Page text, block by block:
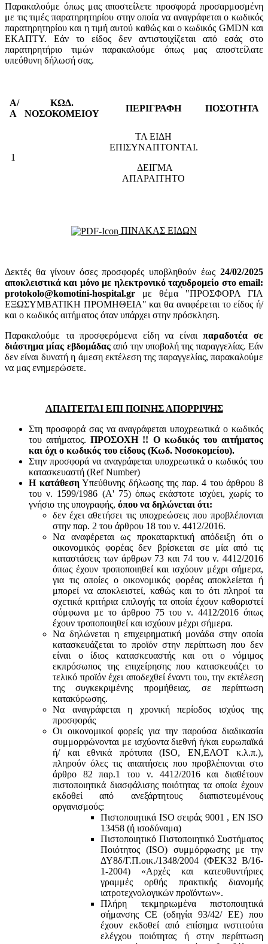
Παρακαλούμε όπως μας αποστείλετε προσφορά προσαρμοσμένη
με τις τιμές παρατηρητηρίου στην οποία να αναγράφεται ο κωδικός
παρατηρητηρίου και η τιμή αυτού καθώς και ο κωδικός GMDN και
ΕΚΑΠΤΥ. Εάν το είδος δεν αντιστοιχίζεται από εσάς στο
παρατηρητήριο τιμών παρακαλούμε όπως μας αποστείλατε
υπεύθυνη δήλωσή σας.
Α/
Α
ΚΩΔ.
ΝΟΣΟΚΟΜΕΙΟΥ
ΠΕΡΙΓΡΑΦΗ ΠΟΣΟΤΗΤΑ
1
ΤΑ ΕΙΔΗ
ΕΠΙΣΥΝΑΠΤΟΝΤΑΙ.
ΔΕΙΓΜΑ
ΑΠΑΡΑΙΤΗΤΟ
ΠΙΝΑΚΑΣ ΕΙΔΩΝ
Δεκτές θα γίνουν όσες προσφορές υποβληθούν έως 24/02/2025
αποκλειστικά και μόνο με ηλεκτρονικό ταχυδρομείο στο email:
protokolo@komotini-hospital.gr με θέμα "ΠΡΟΣΦΟΡΑ ΓΙΑ
ΕΞΩΣΥΜΒΑΤΙΚΗ ΠΡΟΜΗΘΕΙΑ" και θα αναφέρεται το είδος ή/
και ο κωδικός αιτήματος όταν υπάρχει στην πρόσκληση.
Παρακαλούμε τα προσφερόμενα είδη να είναιπαραδοτέα σε
διάστημα μίας εβδομάδαςαπό την υποβολή της παραγγελίας. Εάν
δεν είναι δυνατή η άμεση εκτέλεση της παραγγελίας, παρακαλούμε
να μας ενημερώσετε.
ΑΠΑΙΤΕΙΤΑΙ ΕΠΙ ΠΟΙΝΗΣ ΑΠΟΡΡΙΨΗΣ
Στη προσφορά σας να αναγράφεται υποχρεωτικά ο κωδικός
του αιτήματος.ΠΡΟΣΟΧΗ !! Ο κωδικός του αιτήματος
και όχι ο κωδικός του είδους (Κωδ. Νοσοκομείου).
Στην προσφορά να αναγράφεται υποχρεωτικά ο κωδικός του
κατασκευαστή (Ref Number)
Η κατάθεσηΥπεύθυνης δήλωσης της παρ. 4 του άρθρου 8
του ν. 1599/1986 (Α' 75) όπως εκάστοτε ισχύει, χωρίς το
γνήσιο της υπογραφής, όπου να δηλώνεται ότι:
δεν έχει αθετήσει τις υποχρεώσεις που προβλέπονται
στην παρ. 2 του άρθρου 18 του ν. 4412/2016.
Να αναφέρεται ως προκαταρκτική απόδειξη ότι ο
οικονομικός φορέας δεν βρίσκεται σε μία από τις
καταστάσεις των άρθρων 73 και 74 του ν. 4412/2016
όπως έχουν τροποποιηθεί και ισχύουν μέχρι σήμερα,
για τις οποίες ο οικονομικός φορέας αποκλείεται ή
μπορεί να αποκλειστεί, καθώς και το ότι πληροί τα
σχετικά κριτήρια επιλογής τα οποία έχουν καθοριστεί
σύμφωνα με τo άρθροo 75 του ν. 4412/2016 όπως
έχουν τροποποιηθεί και ισχύουν μέχρι σήμερα.
Να δηλώνεται η επιχειρηματική μονάδα στην οποία
κατασκευάζεται το προϊόν στην περίπτωση που δεν
είναι ο ίδιος κατασκευαστής και oτι ο νόμιμος
εκπρόσωπος της επιχείρησης που κατασκευάζει το
τελικό προϊόν έχει αποδεχθεί έναντι του, την εκτέλεση
της συγκεκριμένης προμήθειας, σε περίπτωση
κατακύρωσης.
Να αναγράφεται η χρονική περίοδος ισχύος της
προσφοράς
Οι οικονομικοί φορείς για την παρούσα διαδικασία
συμμορφώνονται με ισχύοντα διεθνή ή/και ευρωπαϊκά
ή/ και εθνικά πρότυπα (ISO, ΕΝ,ΕΛΟΤ κ.λ.π.),
πληρούν όλες τις απαιτήσεις που προβλέπονται στο
άρθρο 82 παρ.1 του ν. 4412/2016 και διαθέτουν
πιστοποιητικά διασφάλισης ποιότητας τα οποία έχουν
εκδοθεί από ανεξάρτητους διαπιστευμένους
οργανισμούς:
Πιστοποιητικά ISO σειράς 9001 , ΕΝ ISO
13458 (ή ισοδύναμα)
Πιστοποιητικό Πιστοποιητικό Συστήματος
Ποιότητος (ISO) συμμόρφωσης με την
ΔΥ8δ/Γ.Π.οικ./1348/2004 (ΦΕΚ32 Β/16-
1-2004) «Αρχές και κατευθυντήριες
γραμμές ορθής πρακτικής διανομής
ιατροτεχνολογικών προϊόντων».
Πλήρη τεκμηριωμένα πιστοποιητικά
σήμανσης CE (οδηγία 93/42/ ΕΕ) που
έχουν εκδοθεί από επίσημα ινστιτούτα
ελέγχου ποιότητας ή στην περίπτωση